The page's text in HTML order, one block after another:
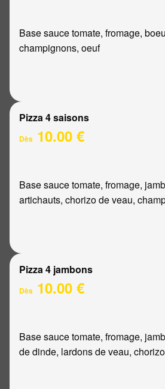
Base sauce tomate, fromage,
champignons, oeuf
Pizza 4 saisons
Dès 10.00 €
Base sauce tomate, fromage,
artichauts, chorizo de veau,
Pizza 4 jambons
Dès 10.00 €
Base sauce tomate, fromage,
de dinde, lardons de veau,